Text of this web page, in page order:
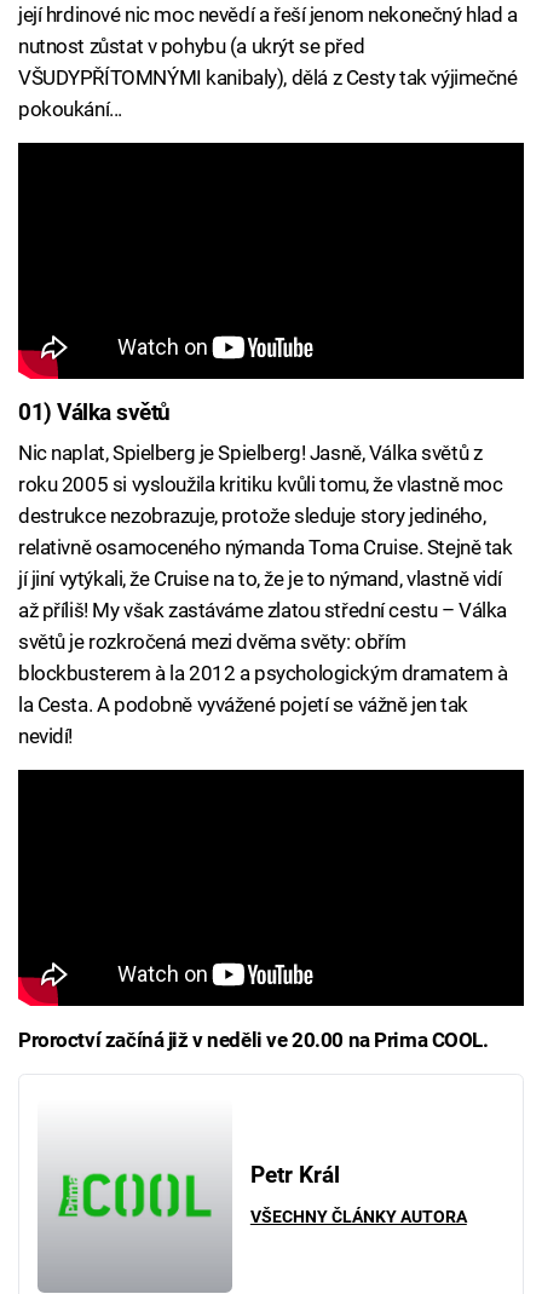
její hrdinové nic moc nevědí a řeší jenom nekonečný hlad a
nutnost zůstat v pohybu (a ukrýt se před
VŠUDYPŘÍTOMNÝMI kanibaly), dělá z Cesty tak výjimečné
pokoukání...
01) Válka světů
Nic naplat, Spielberg je Spielberg! Jasně, Válka světů z
roku 2005 si vysloužila kritiku kvůli tomu, že vlastně moc
destrukce nezobrazuje, protože sleduje story jediného,
relativně osamoceného nýmanda Toma Cruise. Stejně tak
jí jiní vytýkali, že Cruise na to, že je to nýmand, vlastně vidí
až příliš! My však zastáváme zlatou střední cestu – Válka
světů je rozkročená mezi dvěma světy: obřím
blockbusterem à la 2012 a psychologickým dramatem à
la Cesta. A podobně vyvážené pojetí se vážně jen tak
nevidí!
Proroctví začíná již v neděli ve 20.00 na Prima COOL.
Petr Král
VŠECHNY ČLÁNKY AUTORA